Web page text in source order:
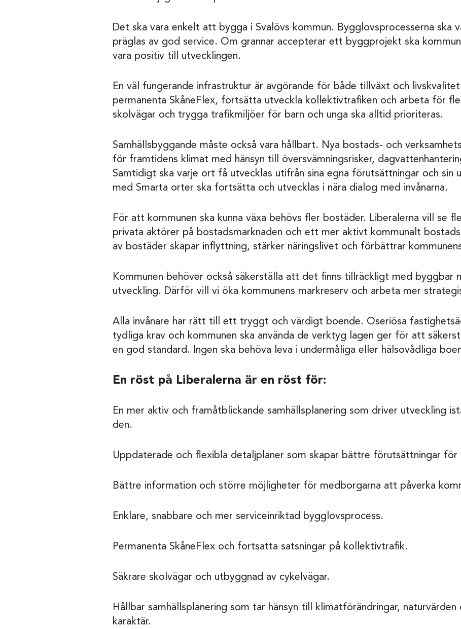
Det ska vara enkelt att bygga i Svalövs kommun. Bygglovsprocesserna ska
präglas av god service. Om grannar accepterar ett byggprojekt ska
vara positiv till utvecklingen.
En väl fungerande infrastruktur är avgörande för både tillväxt och
permanenta SkåneFlex, fortsätta utveckla kollektivtrafiken och arbeta för
skolvägar och trygga trafikmiljöer för barn och unga ska alltid prioriteras.
Samhällsbyggande måste också vara hållbart. Nya bostads- och
för framtidens klimat med hänsyn till översvämningsrisker,
Samtidigt ska varje ort få utvecklas utifrån sina egna förutsättningar och sin
med Smarta orter ska fortsätta och utvecklas i nära dialog med invånarna.
För att kommunen ska kunna växa behövs fler bostäder. Liberalerna vill se
privata aktörer på bostadsmarknaden och ett mer aktivt kommunalt
av bostäder skapar inflyttning, stärker näringslivet och förbättrar
Kommunen behöver också säkerställa att det finns tillräckligt med byggbar
utveckling. Därför vill vi öka kommunens markreserv och arbeta mer
Alla invånare har rätt till ett tryggt och värdigt boende. Oseriösa
tydliga krav och kommunen ska använda de verktyg lagen ger för att
en god standard. Ingen ska behöva leva i undermåliga eller hälsovådliga
En röst på Liberalerna är en röst för:
En mer aktiv och framåtblickande samhällsplanering som driver utveckling
den.
Uppdaterade och flexibla detaljplaner som skapar bättre förutsättningar
Bättre information och större möjligheter för medborgarna att påverka
Enklare, snabbare och mer serviceinriktad bygglovsprocess.
Permanenta SkåneFlex och fortsatta satsningar på kollektivtrafik.
Säkrare skolvägar och utbyggnad av cykelvägar.
Hållbar samhällsplanering som tar hänsyn till klimatförändringar, naturvärden
karaktär.